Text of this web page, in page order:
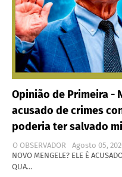
Opinião de Primeira -
acusado de crimes
poderia ter salvado
O OBSERVADOR
Agosto 05,
NOVO MENGELE? ELE É
QUA…